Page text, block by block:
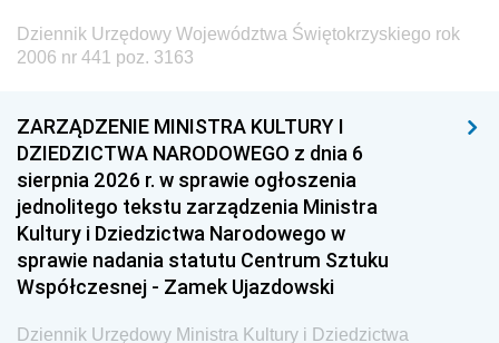
Dziennik Urzędowy Województwa Świętokrzyskiego rok
2006 nr 441 poz. 3163
ZARZĄDZENIE MINISTRA KULTURY I
DZIEDZICTWA NARODOWEGO z dnia 6
sierpnia 2026 r. w sprawie ogłoszenia
jednolitego tekstu zarządzenia Ministra
Kultury i Dziedzictwa Narodowego w
sprawie nadania statutu Centrum Sztuku
Współczesnej - Zamek Ujazdowski
Dziennik Urzędowy Ministra Kultury i Dziedzictwa